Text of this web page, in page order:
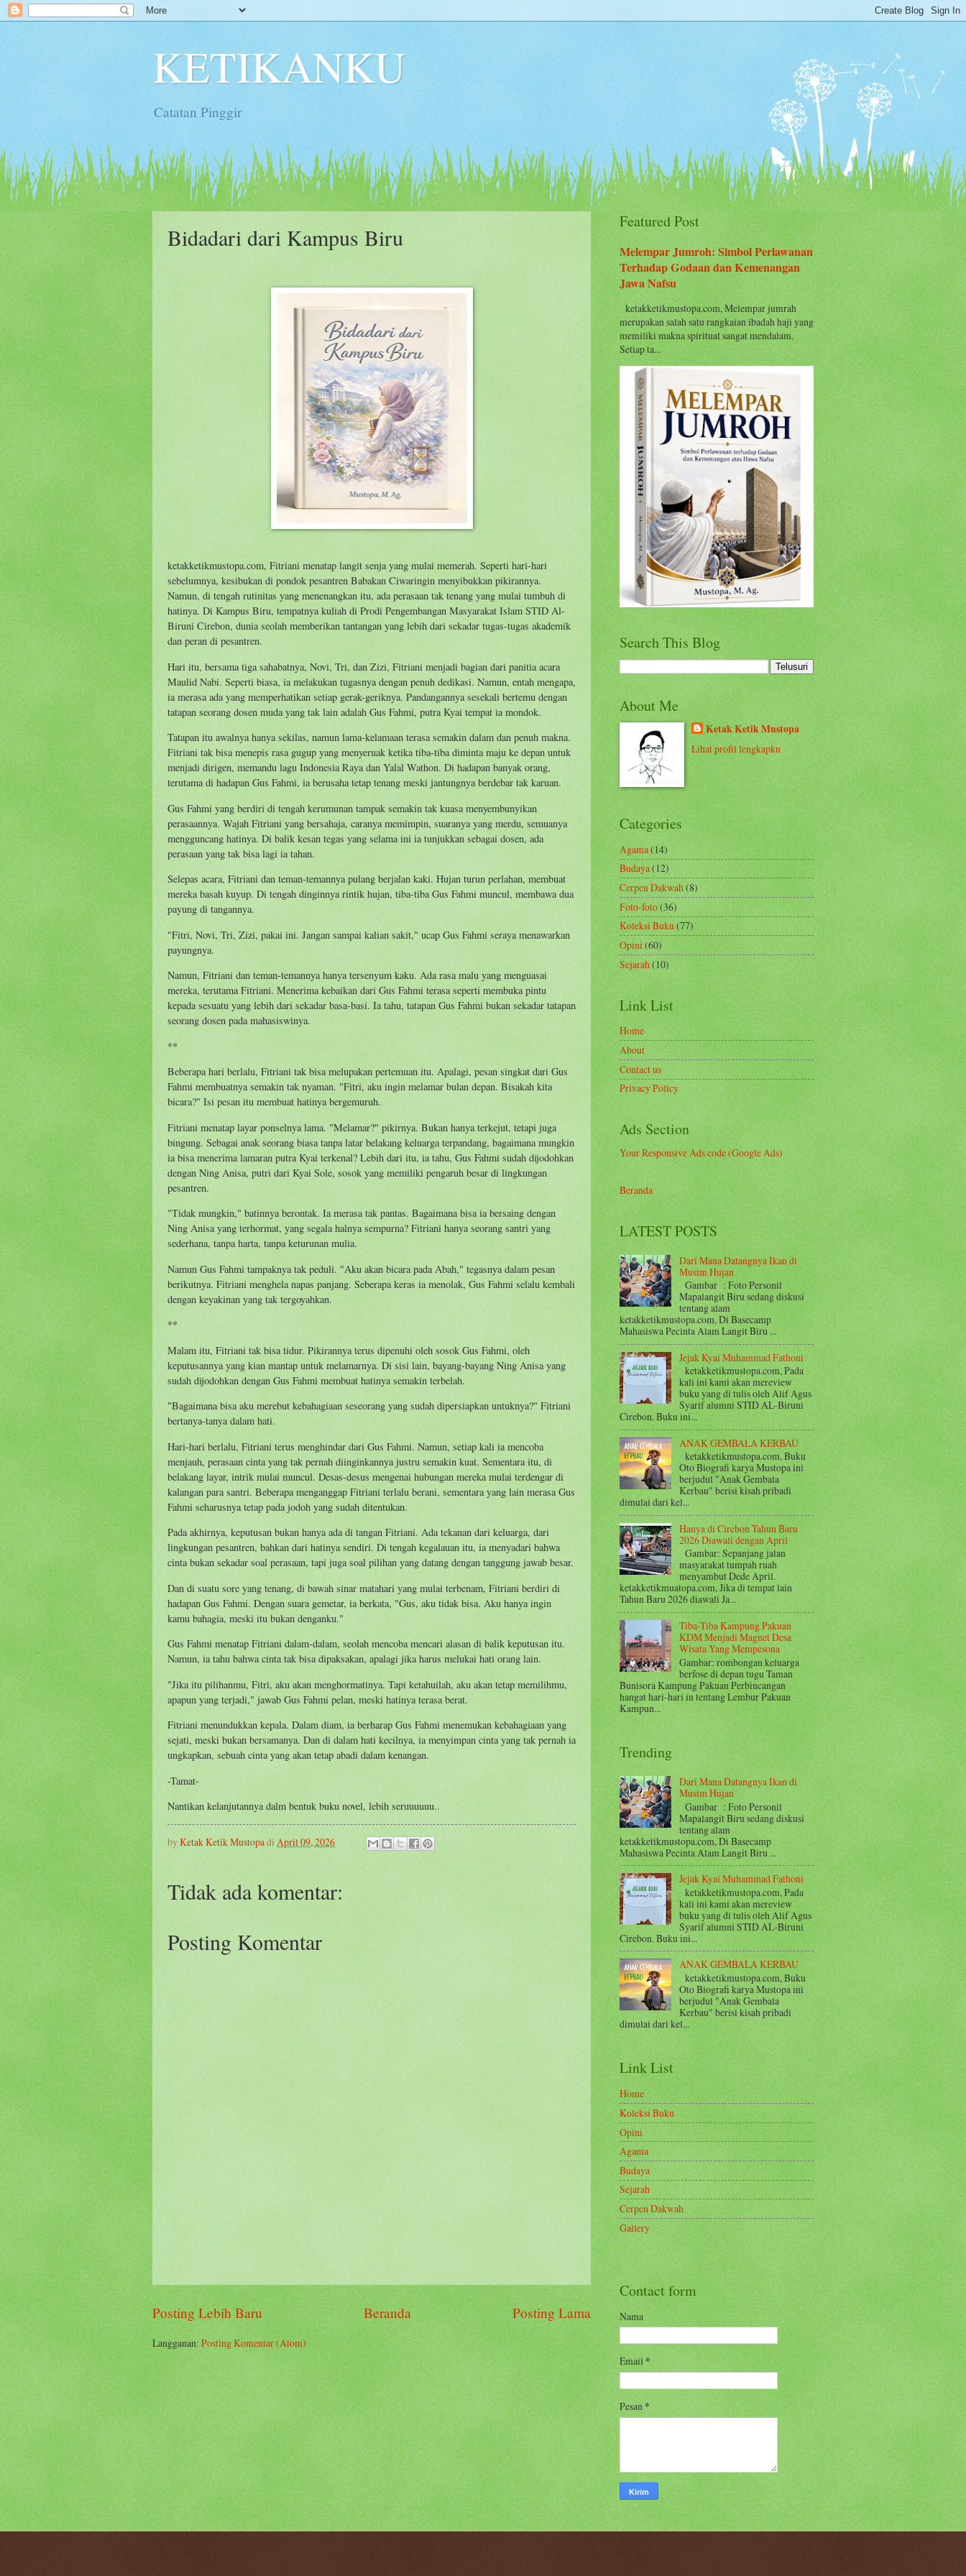
KETIKANKU
Catatan Pinggir
Bidadari dari Kampus Biru
ketakketikmustopa.com, Fitriani menatap langit senja yang mulai memerah. Seperti hari-hari
sebelumnya, kesibukan di pondok pesantren Babakan Ciwaringin menyibukkan pikirannya.
Namun, di tengah rutinitas yang menenangkan itu, ada perasaan tak tenang yang mulai tumbuh di
hatinya. Di Kampus Biru, tempatnya kuliah di Prodi Pengembangan Masyarakat Islam STID Al-
Biruni Cirebon, dunia seolah memberikan tantangan yang lebih dari sekadar tugas-tugas akademik
dan peran di pesantren.
Hari itu, bersama tiga sahabatnya, Novi, Tri, dan Zizi, Fitriani menjadi bagian dari panitia acara
Maulid Nabi. Seperti biasa, ia melakukan tugasnya dengan penuh dedikasi. Namun, entah mengapa,
ia merasa ada yang memperhatikan setiap gerak-geriknya. Pandangannya sesekali bertemu dengan
tatapan seorang dosen muda yang tak lain adalah Gus Fahmi, putra Kyai tempat ia mondok.
Tatapan itu awalnya hanya sekilas, namun lama-kelamaan terasa semakin dalam dan penuh makna.
Fitriani tak bisa menepis rasa gugup yang menyeruak ketika tiba-tiba diminta maju ke depan untuk
menjadi dirigen, memandu lagu Indonesia Raya dan Yalal Wathon. Di hadapan banyak orang,
terutama di hadapan Gus Fahmi, ia berusaha tetap tenang meski jantungnya berdebar tak karuan.
Gus Fahmi yang berdiri di tengah kerumunan tampak semakin tak kuasa menyembunyikan
perasaannya. Wajah Fitriani yang bersahaja, caranya memimpin, suaranya yang merdu, semuanya
mengguncang hatinya. Di balik kesan tegas yang selama ini ia tunjukkan sebagai dosen, ada
perasaan yang tak bisa lagi ia tahan.
Selepas acara, Fitriani dan teman-temannya pulang berjalan kaki. Hujan turun perlahan, membuat
mereka basah kuyup. Di tengah dinginnya rintik hujan, tiba-tiba Gus Fahmi muncul, membawa dua
payung di tangannya.
"Fitri, Novi, Tri, Zizi, pakai ini. Jangan sampai kalian sakit," ucap Gus Fahmi seraya menawarkan
payungnya.
Namun, Fitriani dan teman-temannya hanya tersenyum kaku. Ada rasa malu yang menguasai
mereka, terutama Fitriani. Menerima kebaikan dari Gus Fahmi terasa seperti membuka pintu
kepada sesuatu yang lebih dari sekadar basa-basi. Ia tahu, tatapan Gus Fahmi bukan sekadar tatapan
seorang dosen pada mahasiswinya.
**
Beberapa hari berlalu, Fitriani tak bisa melupakan pertemuan itu. Apalagi, pesan singkat dari Gus
Fahmi membuatnya semakin tak nyaman. "Fitri, aku ingin melamar bulan depan. Bisakah kita
bicara?" Isi pesan itu membuat hatinya bergemuruh.
Fitriani menatap layar ponselnya lama. "Melamar?" pikirnya. Bukan hanya terkejut, tetapi juga
bingung. Sebagai anak seorang biasa tanpa latar belakang keluarga terpandang, bagaimana mungkin
ia bisa menerima lamaran putra Kyai terkenal? Lebih dari itu, ia tahu, Gus Fahmi sudah dijodohkan
dengan Ning Anisa, putri dari Kyai Sole, sosok yang memiliki pengaruh besar di lingkungan
pesantren.
"Tidak mungkin," batinnya berontak. Ia merasa tak pantas. Bagaimana bisa ia bersaing dengan
Ning Anisa yang terhormat, yang segala halnya sempurna? Fitriani hanya seorang santri yang
sederhana, tanpa harta, tanpa keturunan mulia.
Namun Gus Fahmi tampaknya tak peduli. "Aku akan bicara pada Abah," tegasnya dalam pesan
berikutnya. Fitriani menghela napas panjang. Seberapa keras ia menolak, Gus Fahmi selalu kembali
dengan keyakinan yang tak tergoyahkan.
**
Malam itu, Fitriani tak bisa tidur. Pikirannya terus dipenuhi oleh sosok Gus Fahmi, oleh
keputusannya yang kian mantap untuk melamarnya. Di sisi lain, bayang-bayang Ning Anisa yang
sudah dijodohkan dengan Gus Fahmi membuat hatinya semakin terbelah.
"Bagaimana bisa aku merebut kebahagiaan seseorang yang sudah dipersiapkan untuknya?" Fitriani
bertanya-tanya dalam hati.
Hari-hari berlalu, Fitriani terus menghindar dari Gus Fahmi. Namun, setiap kali ia mencoba
menjauh, perasaan cinta yang tak pernah diinginkannya justru semakin kuat. Sementara itu, di
belakang layar, intrik mulai muncul. Desas-desus mengenai hubungan mereka mulai terdengar di
kalangan para santri. Beberapa menganggap Fitriani terlalu berani, sementara yang lain merasa Gus
Fahmi seharusnya tetap pada jodoh yang sudah ditentukan.
Pada akhirnya, keputusan bukan hanya ada di tangan Fitriani. Ada tekanan dari keluarga, dari
lingkungan pesantren, bahkan dari hatinya sendiri. Di tengah kegalauan itu, ia menyadari bahwa
cinta bukan sekadar soal perasaan, tapi juga soal pilihan yang datang dengan tanggung jawab besar.
Dan di suatu sore yang tenang, di bawah sinar matahari yang mulai terbenam, Fitriani berdiri di
hadapan Gus Fahmi. Dengan suara gemetar, ia berkata, "Gus, aku tidak bisa. Aku hanya ingin
kamu bahagia, meski itu bukan denganku."
Gus Fahmi menatap Fitriani dalam-dalam, seolah mencoba mencari alasan di balik keputusan itu.
Namun, ia tahu bahwa cinta tak bisa dipaksakan, apalagi jika harus melukai hati orang lain.
"Jika itu pilihanmu, Fitri, aku akan menghormatinya. Tapi ketahuilah, aku akan tetap memilihmu,
apapun yang terjadi," jawab Gus Fahmi pelan, meski hatinya terasa berat.
Fitriani menundukkan kepala. Dalam diam, ia berharap Gus Fahmi menemukan kebahagiaan yang
sejati, meski bukan bersamanya. Dan di dalam hati kecilnya, ia menyimpan cinta yang tak pernah ia
ungkapkan, sebuah cinta yang akan tetap abadi dalam kenangan.
-Tamat-
Nantikan kelanjutannya dalm bentuk buku novel, lebih seruuuuuu..
byKetak Ketik MustopadiApril 09, 2026
Tidak ada komentar:
Posting Komentar
Posting Lebih Baru Posting Lama
Beranda
Langganan:Posting Komentar (Atom)
Featured Post
Melempar Jumroh: Simbol Perlawanan
Terhadap Godaan dan Kemenangan
Jawa Nafsu
ketakketikmustopa.com, Melempar jumrah
merupakan salah satu rangkaian ibadah haji yang
memiliki makna spiritual sangat mendalam.
Setiap ta...
Search This Blog
About Me
Ketak Ketik Mustopa
Lihat profil lengkapku
Categories
Agama(14)
Budaya(12)
Cerpen Dakwah(8)
Foto-foto(36)
Koleksi Buku(77)
Opini(60)
Sejarah(10)
Link List
Home
About
Contact us
Privacy Policy
Ads Section
Your Responsive Ads code (Google Ads)
Beranda
LATEST POSTS
Dari Mana Datangnya Ikan di
Musim Hujan
Gambar : Foto Personil
Mapalangit Biru sedang diskusi
tentang alam
ketakketikmustopa.com, Di Basecamp
Mahasiswa Pecinta Alam Langit Biru ...
Jejak Kyai Muhammad Fathoni
ketakketikmustopa.com, Pada
kali ini kami akan mereview
buku yang di tulis oleh Alif Agus
Syarif alumni STID AL-Biruni
Cirebon. Buku ini...
ANAK GEMBALA KERBAU
ketakketikmustopa.com, Buku
Oto Biografi karya Mustopa ini
berjudul "Anak Gembala
Kerbau" berisi kisah pribadi
dimulai dari kel...
Hanya di Cirebon Tahun Baru
2026 Diawali dengan April
Gambar: Sepanjang jalan
masyarakat tumpah ruah
menyambut Dede April.
ketakketikmuatopa.com, Jika di tempat lain
Tahun Baru 2026 diawali Ja...
Tiba-Tiba Kampung Pakuan
KDM Menjadi Magnet Desa
Wisata Yang Mempesona
Gambar: rombongan keluarga
berfose di depan tugu Taman
Bunisora Kampung Pakuan Perbincangan
hangat hari-hari in tentang Lembur Pakuan
Kampun...
Trending
Dari Mana Datangnya Ikan di
Musim Hujan
Gambar : Foto Personil
Mapalangit Biru sedang diskusi
tentang alam
ketakketikmustopa.com, Di Basecamp
Mahasiswa Pecinta Alam Langit Biru ...
Jejak Kyai Muhammad Fathoni
ketakketikmustopa.com, Pada
kali ini kami akan mereview
buku yang di tulis oleh Alif Agus
Syarif alumni STID AL-Biruni
Cirebon. Buku ini...
ANAK GEMBALA KERBAU
ketakketikmustopa.com, Buku
Oto Biografi karya Mustopa ini
berjudul "Anak Gembala
Kerbau" berisi kisah pribadi
dimulai dari kel...
Link List
Home
Koleksi Buku
Opini
Agama
Budaya
Sejarah
Cerpen Dakwah
Gallery
Contact form
Nama
Email*
Pesan*